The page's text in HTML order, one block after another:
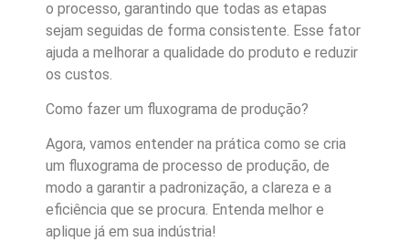
o processo, garantindo que todas as etapas
sejam seguidas de forma consistente. Esse fator
ajuda a melhorar a qualidade do produto e reduzir
os custos.
Como fazer um fluxograma de produção?
Agora, vamos entender na prática como se cria
um fluxograma de processo de produção, de
modo a garantir a padronização, a clareza e a
eficiência que se procura. Entenda melhor e
aplique já em sua indústria!